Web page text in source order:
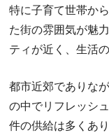
特に子育て世帯か
た街の雰囲気が魅
ティが近く、生活
都市近郊でありな
の中でリフレッシ
件の供給は多くあ